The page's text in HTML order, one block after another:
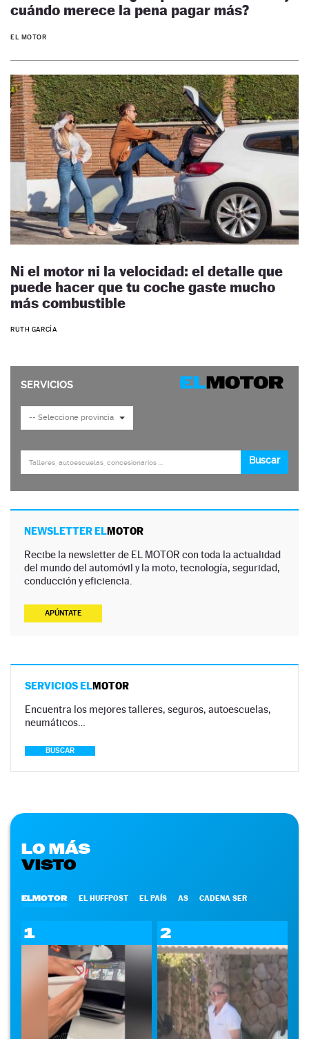
cuándo merece la pena pagar más?
EL MOTOR
Ni el motor ni la velocidad: el detalle que
puede hacer que tu coche gaste mucho
más combustible
RUTH GARCÍA
NEWSLETTER ELMOTOR
Recibe la newsletter de EL MOTOR con toda la actualidad
del mundo del automóvil y la moto, tecnología, seguridad,
conducción y eficiencia.
APÚNTATE
SERVICIOS ELMOTOR
Encuentra los mejores talleres, seguros, autoescuelas,
neumáticos…
BUSCAR
LO MÁS
VISTO
ELMOTOR EL HUFFPOST EL PAÍS AS CADENA SER
1 2